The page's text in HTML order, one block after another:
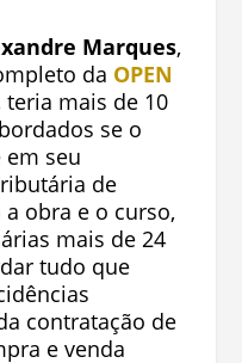
Marques,
da OPEN
mais de 10
se o
em seu
de
obra e o curso,
mais de 24
tudo que
contratação de
e venda